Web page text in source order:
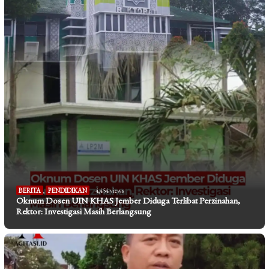
BERITA , PENDIDIKAN 4,454 views
Oknum Dosen UIN KHAS Jember Diduga Terlibat Perzinahan,
Rektor: Investigasi Masih Berlangsung